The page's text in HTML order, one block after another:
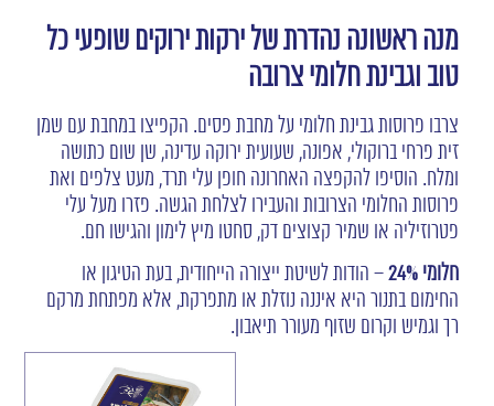
מנה ראשונה נהדרת של ירקות ירוקיםשופעי כל
טוב וגבינת חלומי צרובה
צרבו פרוסות גבינת חלומי על מחבת פסים. הקפיצו במחבת עם שמן
זית פרחי ברוקולי, אפונה, שעועית ירוקה עדינה, שן שום כתושה
ומלח. הוסיפו להקפצה האחרונה חופן עלי תרד, מעט צלפים ואת
פרוסות החלומי הצרובות והעבירו לצלחת הגשה. פזרו מעל עלי
פטרוזיליה או שמיר קצוצים דק, סחטו מיץ לימון והגישו חם.
חלומי 24%
– הודות לשיטת ייצורה הייחודית, בעת הטיגון או
החימום בתנור היא איננה נוזלת או מתפרקת, אלא מפתחת מרקם
רך וגמיש וקרום שזוף מעורר תיאבון.